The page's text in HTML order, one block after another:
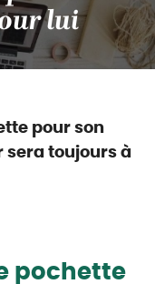
lui
pour son
sera toujours à
pochette